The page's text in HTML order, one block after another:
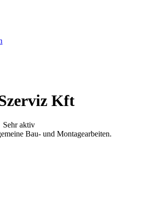
Kft
Sehr aktiv
Bau- und Montagearbeiten.